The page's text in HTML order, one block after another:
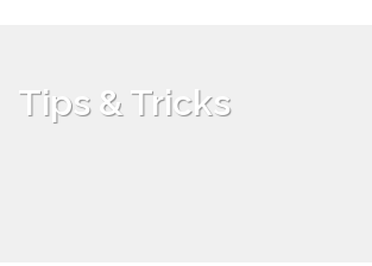
Tips & Tricks